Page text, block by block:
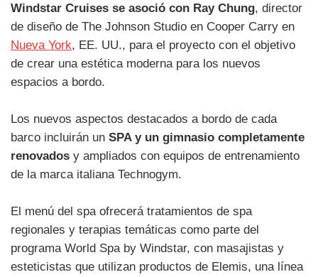
Windstar Cruises se asoció con Ray Chung, director
de diseño de The Johnson Studio en Cooper Carry en
Nueva York, EE. UU., para el proyecto con el objetivo
de crear una estética moderna para los nuevos
espacios a bordo.
Los nuevos aspectos destacados a bordo de cada
barco incluirán un SPA y un gimnasio completamente
renovados y ampliados con equipos de entrenamiento
de la marca italiana Technogym.
El menú del spa ofrecerá tratamientos de spa
regionales y terapias temáticas como parte del
programa World Spa by Windstar, con masajistas y
esteticistas que utilizan productos de Elemis, una línea